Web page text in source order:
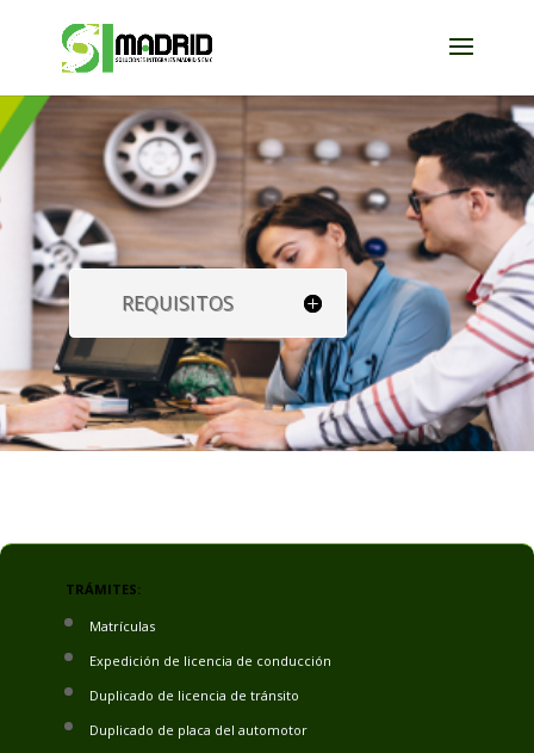
REQUISITOS
TRÁMITES:
Matrículas
Expedición de licencia de conducción
Duplicado de licencia de tránsito
Duplicado de placa del automotor